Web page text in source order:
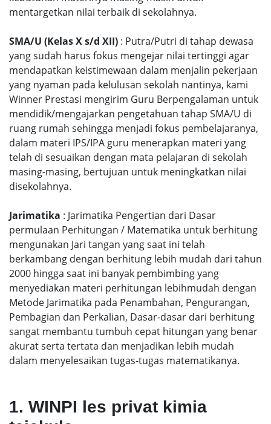
mentargetkan nilai terbaik di sekolahnya.
SMA/U (Kelas X s/d XII) : Putra/Putri di tahap dewasa
yang sudah harus fokus mengejar nilai tertinggi agar
mendapatkan keistimewaan dalam menjalin pekerjaan
yang nyaman pada kelulusan sekolah nantinya, kami
Winner Prestasi mengirim Guru Berpengalaman untuk
mendidik/mengajarkan pengetahuan tahap SMA/U di
ruang rumah sehingga menjadi fokus pembelajaranya,
dalam materi IPS/IPA guru menerapkan materi yang
telah di sesuaikan dengan mata pelajaran di sekolah
masing-masing, bertujuan untuk meningkatkan nilai
disekolahnya.
Jarimatika : Jarimatika Pengertian dari Dasar
permulaan Perhitungan / Matematika untuk berhitung
mengunakan Jari tangan yang saat ini telah
berkambang dengan berhitung lebih mudah dari tahun
2000 hingga saat ini banyak pembimbing yang
menyediakan materi perhitungan lebihmudah dengan
Metode Jarimatika pada Penambahan, Pengurangan,
Pembagian dan Perkalian, Dasar-dasar dari berhitung
sangat membantu tumbuh cepat hitungan yang benar
akurat serta tertata dan menjadikan lebih mudah
dalam menyelesaikan tugas-tugas matematikanya.
1. WINPI les privat kimia